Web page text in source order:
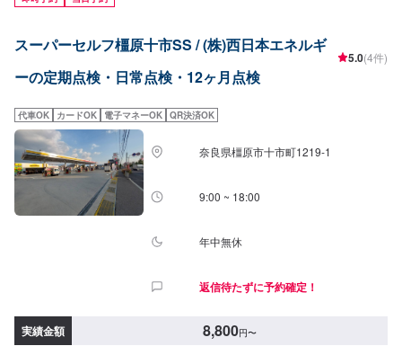
スーパーセルフ橿原十市SS / (株)西日本エネルギ
ーの定期点検・日常点検・12ヶ月点検
5.0(4件)
代車OK カードOK 電子マネーOK QR決済OK
奈良県橿原市十市町1219-1
9:00 ~ 18:00
年中無休
返信待たずに予約確定！
実績金額 8,800円〜